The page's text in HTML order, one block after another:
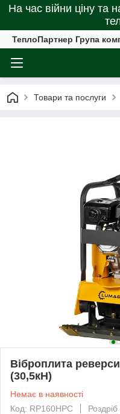
На час війни ціну та
ТеплоПартнер Група
Товари та послуги
Віброплита
(30,5кН)
Немає в наявності
Код: RP160HPC
Роздріб